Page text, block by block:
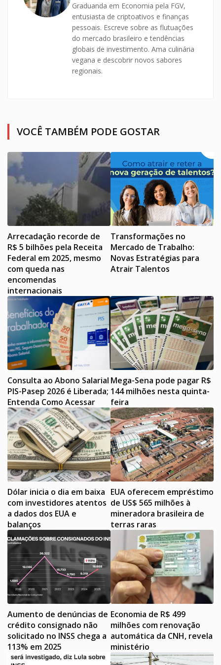
Graduanda em Economia pela FGV,
entusiasta de criptoativos e finanças
pessoais. Escreve sobre as flutuações
do mercado brasileiro e tendências
globais de investimento. Ama culinária
vegana e descobrir novos sabores
regionais.
VOCÊ TAMBÉM PODE GOSTAR
Arrecadação recorde de
R$ 5 bilhões pela Receita
Federal em 2025, mesmo
com queda nas
encomendas
internacionais
Transformações no
Mercado de Trabalho:
Novas Estratégias para
Atrair Talentos
Consulta ao Abono Salarial
PIS-Pasep 2026 é Liberada;
Entenda Como Acessar
Mega-Sena pode pagar R$
144 milhões nesta quinta-
feira
Dólar inicia o dia em baixa
com investidores atentos
a dados dos EUA e
balanços
EUA oferecem empréstimo
de US$ 565 milhões à
mineradora brasileira de
terras raras
Aumento de denúncias de
crédito consignado não
solicitado no INSS chega a
113% em 2025
Economia de R$ 499
milhões com renovação
automática da CNH, revela
ministério